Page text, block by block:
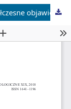
„Objawienia” w Gietrzwałdzie i współczesne objawienia maryjne